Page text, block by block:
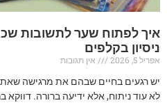
איך לפתוח שער לתשובות
ניסיון בקלפים
אפריל 5, 2026
אין תגובות
יש רגעים בחיים שבהם את מרגישה
לא עוד ניתוח, אלא ידיעה ברורה.